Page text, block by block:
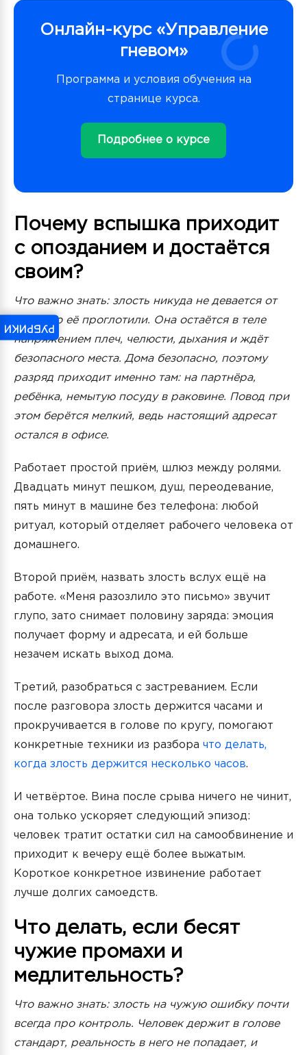
Онлайн-курс «Управление
гневом»
Программа и условия обучения на
странице курса.
Подробнее о курсе
Почему вспышка приходит
с опозданием и достаётся
своим?
Что важно знать: злость никуда не девается от
того, что её проглотили. Она остаётся в теле
напряжением плеч, челюсти, дыхания и ждёт
безопасного места. Дома безопасно, поэтому
разряд приходит именно там: на партнёра,
ребёнка, немытую посуду в раковине. Повод при
этом берётся мелкий, ведь настоящий адресат
остался в офисе.
Работает простой приём, шлюз между ролями.
Двадцать минут пешком, душ, переодевание,
пять минут в машине без телефона: любой
ритуал, который отделяет рабочего человека от
домашнего.
Второй приём, назвать злость вслух ещё на
работе. «Меня разозлило это письмо» звучит
глупо, зато снимает половину заряда: эмоция
получает форму и адресата, и ей больше
незачем искать выход дома.
Третий, разобраться с застреванием. Если
после разговора злость держится часами и
прокручивается в голове по кругу, помогают
конкретные техники из разбора что делать,
когда злость держится несколько часов.
И четвёртое. Вина после срыва ничего не чинит,
она только ускоряет следующий эпизод:
человек тратит остатки сил на самообвинение и
приходит к вечеру ещё более выжатым.
Короткое конкретное извинение работает
лучше долгих самоедств.
Что делать, если бесят
чужие промахи и
медлительность?
Что важно знать: злость на чужую ошибку почти
всегда про контроль. Человек держит в голове
стандарт, реальность в него не попадает, и
РУБРИКИ